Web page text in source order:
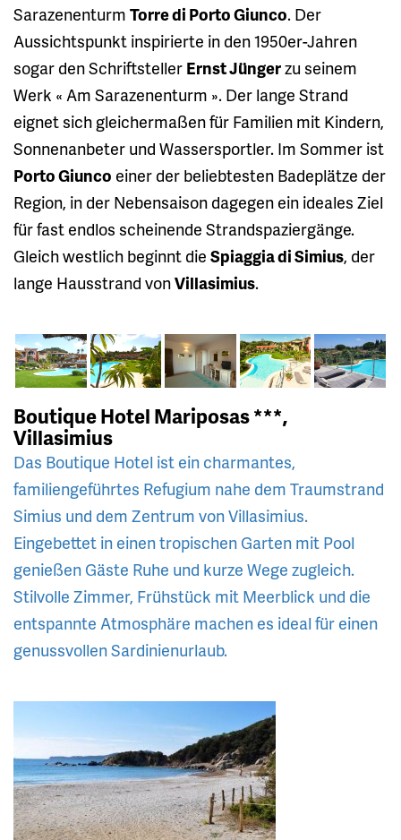
Sarazenenturm Torre di Porto Giunco. Der
Aussichtspunkt inspirierte in den 1950er-Jahren
sogar den Schriftsteller Ernst Jüngerzu seinem
Werk « Am Sarazenenturm ». Der lange Strand
eignet sich gleichermaßen für Familien mit Kindern,
Sonnenanbeter und Wassersportler. Im Sommer ist
Porto Giunco einer der beliebtesten Badeplätze der
Region, in der Nebensaison dagegen ein ideales Ziel
für fast endlos scheinende Strandspaziergänge.
Gleich westlich beginnt die Spiaggia di Simius, der
lange Hausstrand vonVillasimius.
Boutique Hotel Mariposas ***,
Villasimius
Das Boutique Hotel ist ein charmantes,
familiengeführtes Refugium nahe dem Traumstrand
Simius und dem Zentrum von Villasimius.
Eingebettet in einen tropischen Garten mit Pool
genießen Gäste Ruhe und kurze Wege zugleich.
Stilvolle Zimmer, Frühstück mit Meerblick und die
entspannte Atmosphäre machen es ideal für einen
genussvollen Sardinienurlaub.